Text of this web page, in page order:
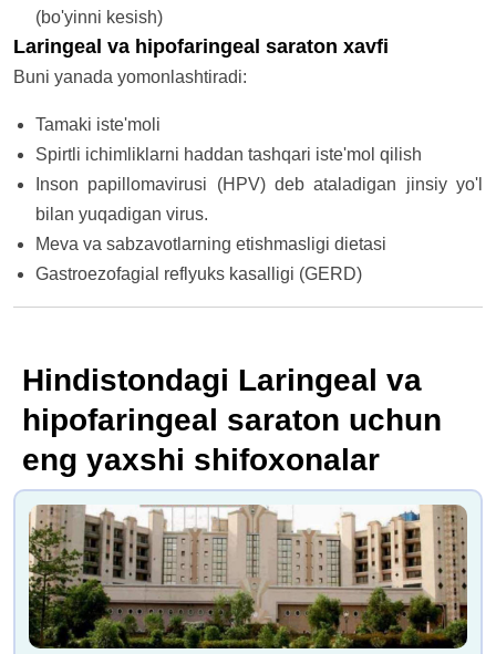
(bo'yinni kesish)
Laringeal va hipofaringeal saraton xavfi
Buni yanada yomonlashtiradi:
Tamaki iste'moli
Spirtli ichimliklarni haddan tashqari iste'mol qilish
Inson papillomavirusi (HPV) deb ataladigan jinsiy yo'l
bilan yuqadigan virus.
Meva va sabzavotlarning etishmasligi dietasi
Gastroezofagial reflyuks kasalligi (GERD)
Hindistondagi Laringeal va
hipofaringeal saraton uchun
eng yaxshi shifoxonalar